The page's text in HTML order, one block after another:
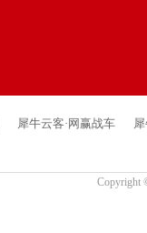
犀牛云客·网赢战车
Copyright